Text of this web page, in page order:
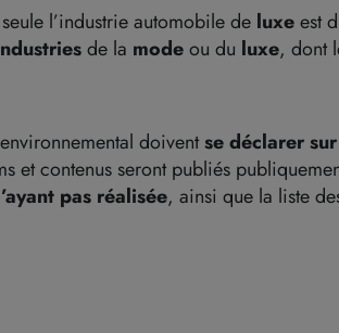
l’industrie automobile de luxeest
de la modeou du luxe, dont
doiventse déclarer
et contenus seront publiés
pas réalisée, ainsi que la liste